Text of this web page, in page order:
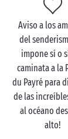
“Grand Site de
un paisaje
barca o en
nutrias o
los carteles
esta “Venecia
ofrece su lado
tranquilidad
Aviso a los
del
impone sí o
caminata a la
du Payré para
de las
al océano
alto!